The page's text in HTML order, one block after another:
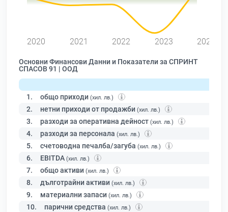
2020 2021 2022 2023 2024
Основни Финансови Данни и Показатели за СПРИНТ
СПАСОВ 91 | ООД
1. общо приходи (хил. лв.)
2. нетни приходи от продажби (хил. лв.)
3. разходи за оперативна дейност (хил. лв.)
4. разходи за персонала (хил. лв.)
5. счетоводна печалба/загуба (хил. лв.)
6. EBITDA (хил. лв.)
7. общо активи (хил. лв.)
8. дълготрайни активи (хил. лв.)
9. материални запаси (хил. лв.)
10. парични средства (хил. лв.)